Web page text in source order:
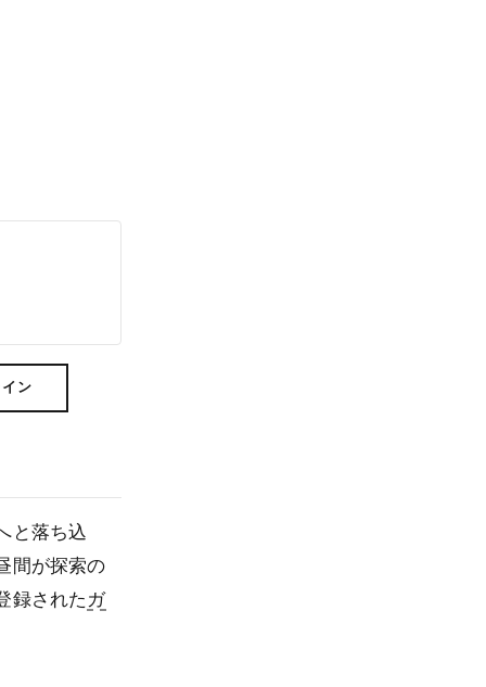
ン
と落ち込
間が探索の
録されたガ